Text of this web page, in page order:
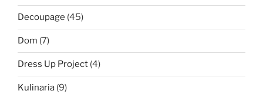
Decoupage (45)
Dom (7)
Dress Up Project (4)
Kulinaria (9)